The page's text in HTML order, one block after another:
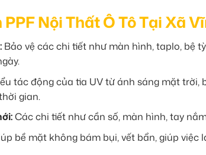
Nội Thất Ô Tô Tại Xã
Bảo vệ các chi tiết như màn hình, taplo, bệ
tác động của tia UV từ ánh sáng mặt
gian.
Các chi tiết như cần số, màn hình, tay
bề mặt không bám bụi, vết bẩn, giúp việc